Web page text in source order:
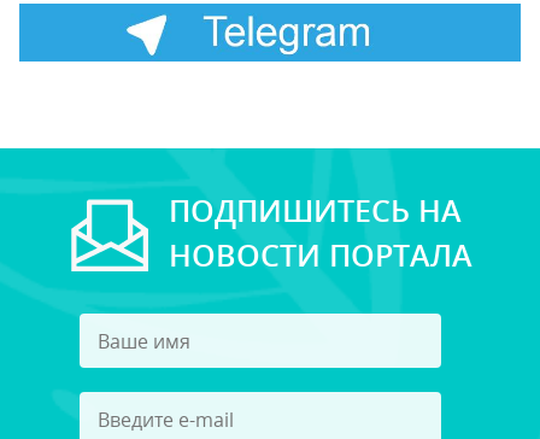
ПОДПИШИТЕСЬ НА
НОВОСТИ ПОРТАЛА